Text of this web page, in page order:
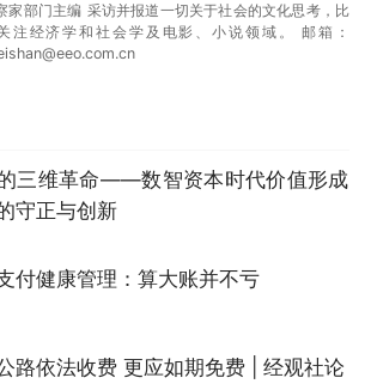
的情感空间。很多人为影片中叶
谢南枝在潮汕和暹罗两端彼此守
文教育的初心打动。在这个过程
在跨境移民、谋生经商、宗族活
方方面面的刻板印象乃至负面印
大家感受到重情义、讲承诺、守
传统中国价值观。
家部门主编 采访并报道一切关于社会的文化思考，比
注经济学和社会学及电影、小说领域。 邮箱：
三维革命——数智资本时代价值形成
守正与创新
付健康管理：算大账并不亏
路依法收费 更应如期免费 | 经观社论